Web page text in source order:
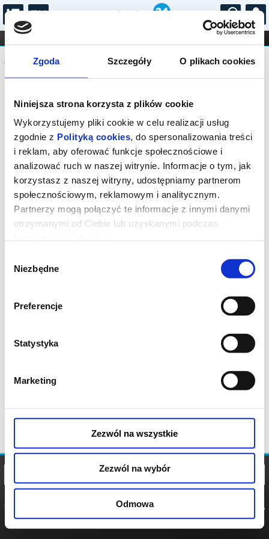
Zgoda Szczegóły O plikach cookies
Niniejsza strona korzysta z plików cookie
Wykorzystujemy pliki cookie w celu realizacji usług
zgodnie z Polityką cookies, do spersonalizowania treści
i reklam, aby oferować funkcje społecznościowe i
analizować ruch w naszej witrynie. Informacje o tym, jak
korzystasz z naszej witryny, udostępniamy partnerom
społecznościowym, reklamowym i analitycznym.
Partnerzy mogą połączyć te informacje z innymi danymi
otrzymanymi od Ciebie lub uzyskanymi podczas
zgody
Niezbędne
Preferencje
Statystyka
Marketing
Zezwól na wszystkie
Zezwól na wybór
Odmowa
...
FILHARMONIA OPERA I BALET
STAND-UP
DLA DZIECI
Komunikat
Sprzedaż biletów on-line na wydarzenie
została zakończona.
POLITYKA
POLITYKA